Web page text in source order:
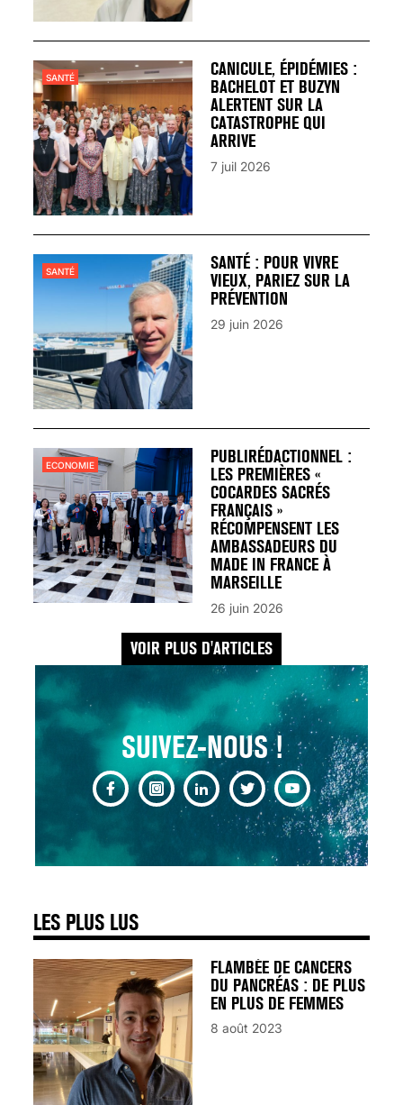
CANICULE, ÉPIDÉMIES :
BACHELOT ET BUZYN
ALERTENT SUR LA
CATASTROPHE QUI
ARRIVE
SANTÉ
7 juil 2026
SANTÉ : POUR VIVRE
VIEUX, PARIEZ SUR LA
PRÉVENTION
SANTÉ
29 juin 2026
PUBLIRÉDACTIONNEL :
LES PREMIÈRES «
COCARDES SACRÉS
FRANÇAIS »
RÉCOMPENSENT LES
AMBASSADEURS DU
MADE IN FRANCE À
MARSEILLE
ECONOMIE
26 juin 2026
VOIR PLUS D'ARTICLES
SUIVEZ-NOUS !
LES PLUS LUS
30 mai 2023
SCANNER, IRM, RADIO,
POUR TOUTES LES
MALADIES
18 juil 2022
INSUFFISANCE
CARDIAQUE : LES
SIGNAUX D’ALERTE
AVANT… LA MORT
25 août 2024
FLAMBÉE DE CANCERS
DU PANCRÉAS : DE PLUS
EN PLUS DE FEMMES
8 août 2023